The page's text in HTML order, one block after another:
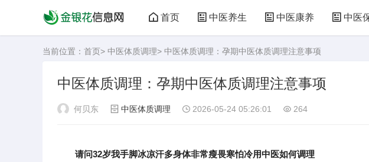
首页 中医养生 中医康养 中医
当前位置： 首页> 中医体质调理> 中医体质调理：孕期中医体质调理注意事项
中医体质调理：孕期中医体质调理注意事项
何贝东 中医体质调理 2026-05-24 05:26:01 264
请问32岁我手脚冰凉汗多身体非常瘦畏寒怕冷用中医如何调理